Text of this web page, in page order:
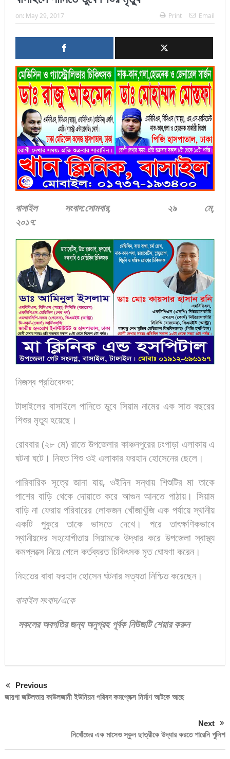
on: May 29, 2017 Print Email
বাসাইল সংবাদ:সোমবার, ২৯ মে,
২০১৭:
নিজস্ব প্রতিবেদক:
টাঙ্গাইলের বাসাইলে পানিতে ডুবে সিয়াম নামের এক সাত বছরের
শিশুর মৃত্যু হয়েছে।
রোববার (২৮ মে) রাতে উপজেলার কাঞ্চনপুরের ঢংপাড়া এলাকায় এ
ঘটনা ঘটে। নিহত শিশু ওই এলাকার ফরহাদ হোসেনের ছেলে।
পারিবারিক সূত্রে জানা যায়, ওইদিন সন্ধায় শিশুটির মা তাকে
পাশের বাড়ি থেকে দোয়াতে করে আগুন আনতে পাঠায়। সিয়াম
বাড়ি না ফেরায় পরিবারের লোকজন খোঁজাখুঁজি এক পর্যায়ে স্থানীয়
একটি পুকুরে তাকে ভাসতে দেখে। পরে তাৎক্ষণিকভাবে
স্থানীয়দের সহযোগীতায় সিয়ামকে উদ্ধার করে উপজেলা স্বাস্থ্য
কমপ্লক্সে নিয়ে গেলে কর্তব্যরত চিকিৎসক মৃত ঘোষণা করেন।
নিহতের বাবা ফরহাদ হোসেন ঘটনার সত্যতা নিশ্চিত করেছেন।
বাসাইল সংবাদ/একে
সকলের অবগতির জন্য অনুগ্রহ পূর্বক নিউজটি শেয়ার করুন
Previous
জায়গা জটিলতায় কাউলজানী ইউনিয়ন পরিষদ কমপ্লেক্স নির্মাণ আটকে আছে
Next
নিখোঁজের এক মাসেও স্কুল ছাত্রীকে উদ্ধার করতে পারেনি পুলিশ